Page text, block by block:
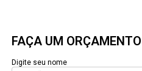
FAÇA UM ORÇAMENTO
Digite seu nome